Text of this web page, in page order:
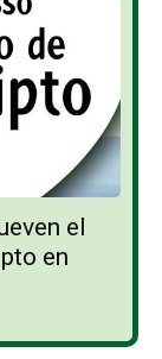
el
en